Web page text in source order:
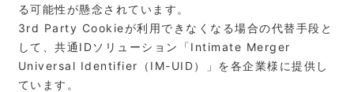
る可能性が懸念されています。
3rd Party Cookieが利用できなくなる場合の代替手段と
して、共通IDソリューション「Intimate Merger
Universal Identifier（IM-UID）」を各企業様に提供し
ています。